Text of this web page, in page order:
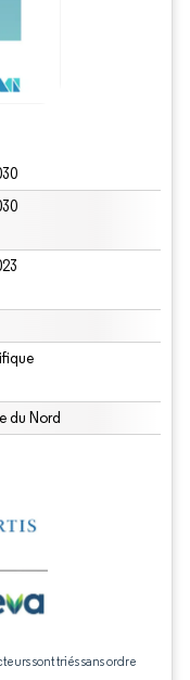
du Nord
sont triés sans ordre